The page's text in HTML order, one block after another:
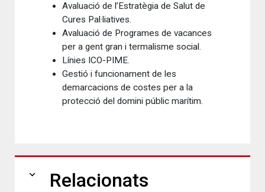
Avaluació de l’Estratègia de Salut de
Cures Pal·liatives.
Avaluació de Programes de vacances
per a gent gran i termalisme social.
Línies ICO-PIME.
Gestió i funcionament de les
demarcacions de costes per a la
protecció del domini públic marítim.
expand_more Relacionats